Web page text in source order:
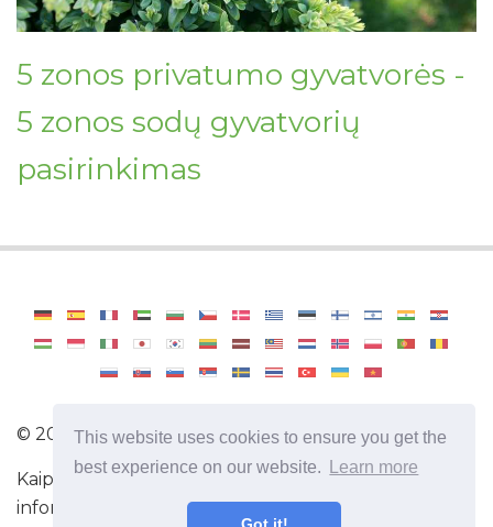
This website uses cookies to ensure you get the
best experience on our website.
Learn more
5 zonos privatumo gyvatvorės -
5 zonos sodų gyvatvorių
pasirinkimas
© 2026Haenselblatt
Kaip tapti profesionaliu sodininku. Naudinga
informacija ir patarimai rūpinantis augalais.